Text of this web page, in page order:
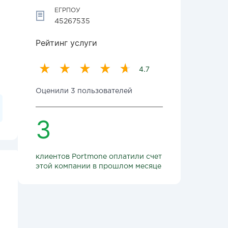
ЕГРПОУ
45267535
Рейтинг услуги
4.7
Оценили 3 пользователей
3
клиентов Portmone оплатили счет
этой компании в прошлом месяце